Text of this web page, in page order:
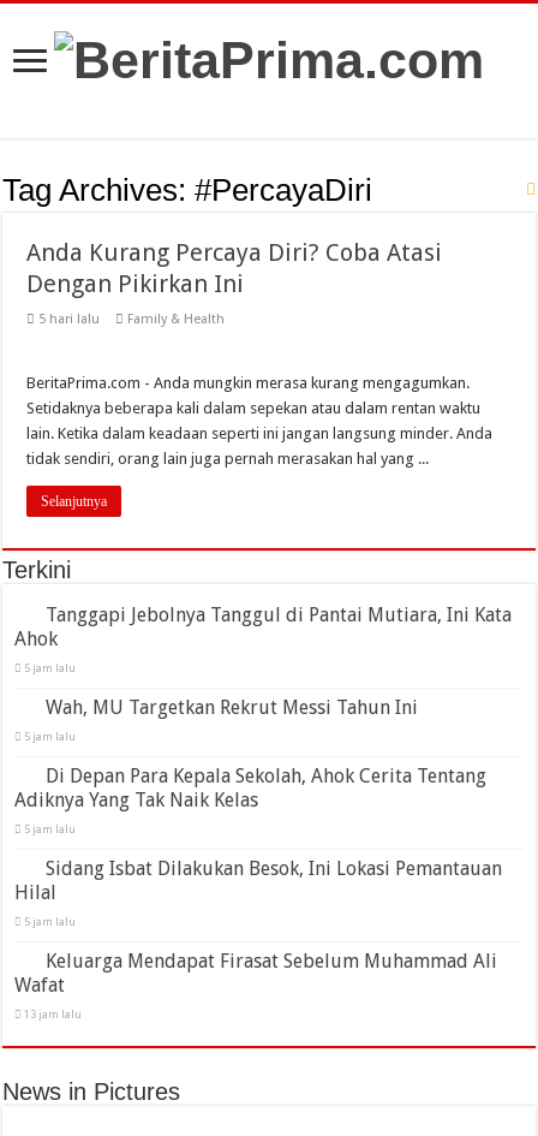
Tag Archives:#PercayaDiri
Anda Kurang Percaya Diri? Coba Atasi
Dengan Pikirkan Ini
5 hari lalu Family & Health
BeritaPrima.com - Anda mungkin merasa kurang mengagumkan.
Setidaknya beberapa kali dalam sepekan atau dalam rentan waktu
lain. Ketika dalam keadaan seperti ini jangan langsung minder. Anda
tidak sendiri, orang lain juga pernah merasakan hal yang ...
Selanjutnya
Terkini
Tanggapi Jebolnya Tanggul di Pantai Mutiara, Ini Kata
Ahok
5 jam lalu
Wah, MU Targetkan Rekrut Messi Tahun Ini
5 jam lalu
Di Depan Para Kepala Sekolah, Ahok Cerita Tentang
Adiknya Yang Tak Naik Kelas
5 jam lalu
Sidang Isbat Dilakukan Besok, Ini Lokasi Pemantauan
Hilal
5 jam lalu
Keluarga Mendapat Firasat Sebelum Muhammad Ali
Wafat
13 jam lalu
News in Pictures